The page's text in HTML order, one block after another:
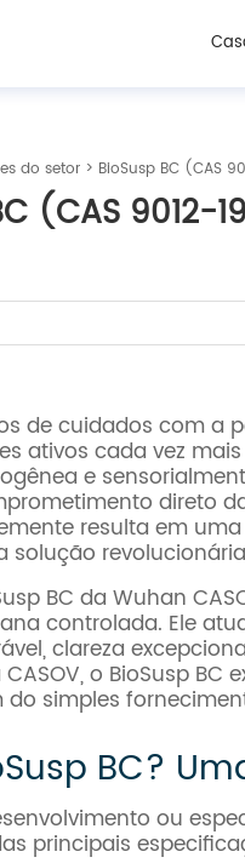
do setor > BioSusp BC (CAS
(CAS
de cuidados com a
ativos cada vez
e
direto
resulta em
solução
BC da Wuhan
controlada. Ele
clareza
o BioSusp
simples
BC?
ou
principais